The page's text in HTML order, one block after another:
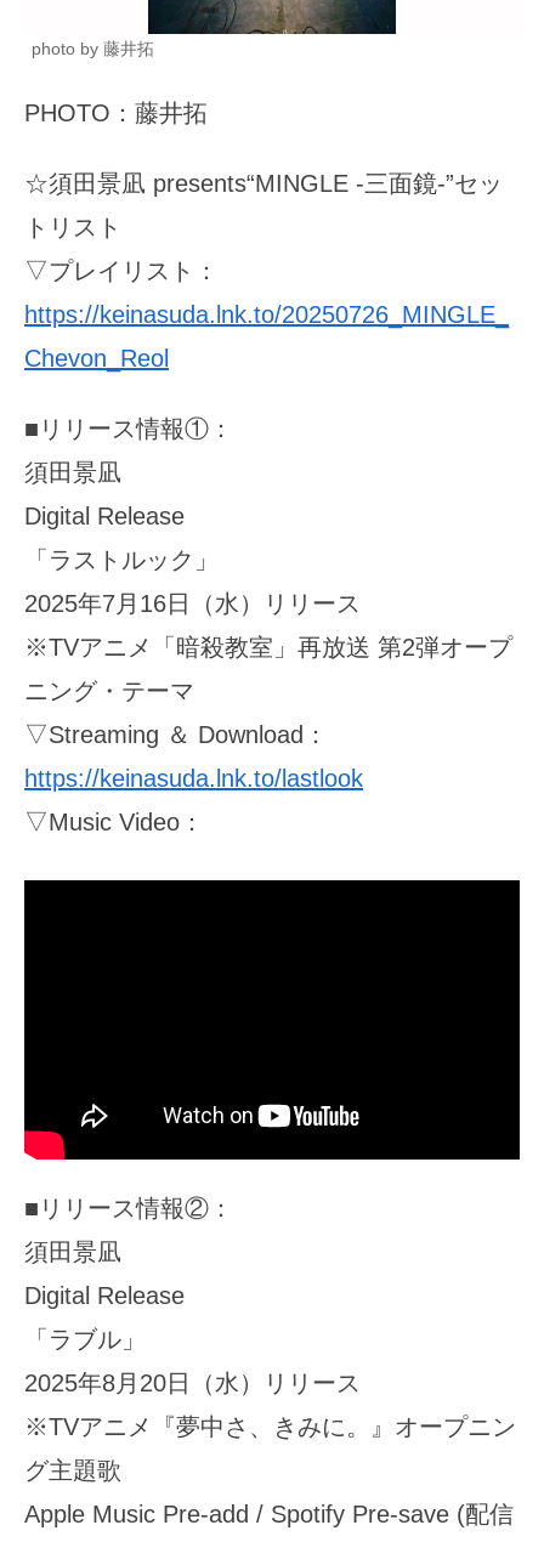
photo by 藤井拓
PHOTO：藤井拓
☆須田景凪 presents“MINGLE -三面鏡-”セッ
トリスト
▽プレイリスト：
https://keinasuda.lnk.to/20250726_MINGLE_
Chevon_Reol
■リリース情報①：
須田景凪
Digital Release
「ラストルック」
2025年7月16日（水）リリース
※TVアニメ「暗殺教室」再放送 第2弾オープ
ニング・テーマ
▽Streaming ＆ Download：
https://keinasuda.lnk.to/lastlook
▽Music Video：
■リリース情報②：
須田景凪
Digital Release
「ラブル」
2025年8月20日（水）リリース
※TVアニメ『夢中さ、きみに。』オープニン
グ主題歌
Apple Music Pre-add / Spotify Pre-save (配信